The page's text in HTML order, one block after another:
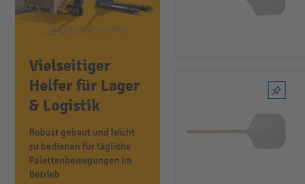
Vielseitiger
Helfer für Lager
& Logistik
Robust gebaut und leicht
zu bedienen für tägliche
Palettenbewegungen im
Betrieb